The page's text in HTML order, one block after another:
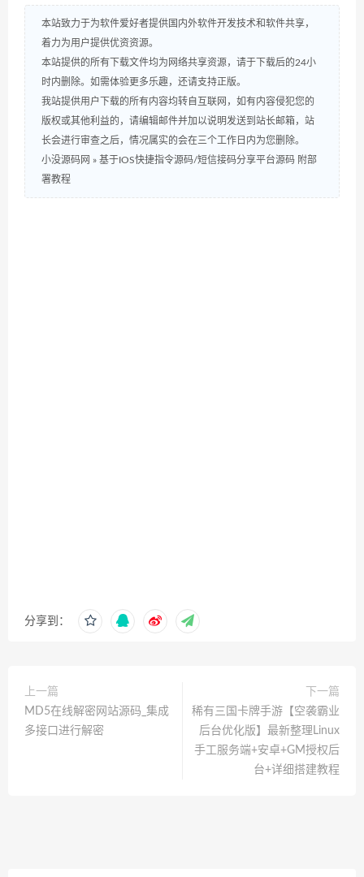
本站致力于为软件爱好者提供国内外软件开发技术和软件共享，
着力为用户提供优资资源。
本站提供的所有下载文件均为网络共享资源，请于下载后的24小
时内删除。如需体验更多乐趣，还请支持正版。
我站提供用户下载的所有内容均转自互联网，如有内容侵犯您的
版权或其他利益的，请编辑邮件并加以说明发送到站长邮箱，站
长会进行审查之后，情况属实的会在三个工作日内为您删除。
小没源码网 » 基于IOS快捷指令源码/短信接码分享平台源码 附部
署教程
分享到：
上一篇
MD5在线解密网站源码_集成
多接口进行解密
下一篇
稀有三国卡牌手游【空袭霸业
后台优化版】最新整理Linux
手工服务端+安卓+GM授权后
台+详细搭建教程